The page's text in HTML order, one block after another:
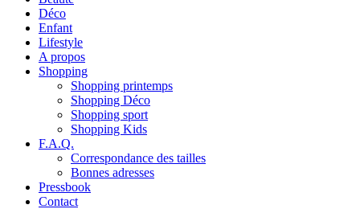
Déco
Enfant
Lifestyle
A propos
Shopping
Shopping printemps
Shopping Déco
Shopping sport
Shopping Kids
F.A.Q.
Correspondance des tailles
Bonnes adresses
Pressbook
Contact